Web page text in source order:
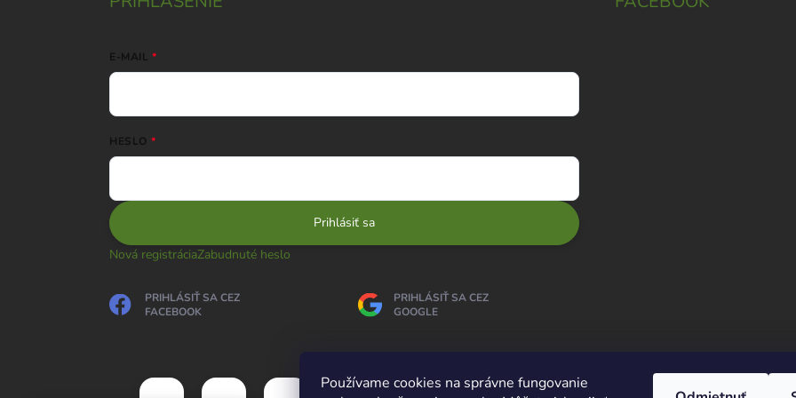
Používame cookies na správne fungovanie
E-MAIL
HESLO
Prihlásiť sa
Nová registráciaZabudnuté heslo
PRIHLÁSIŤ SA CEZ
FACEBOOK
PRIHLÁSIŤ SA CEZ
GOOGLE